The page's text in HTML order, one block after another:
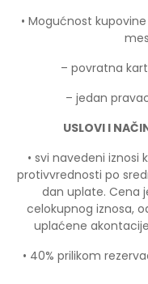
• Mogućnost
– povratna
– jedan
USLOVI I
• svi navedeni iznosi
protivvrednosti po
dan uplate. Cena
celokupnog iznosa,
uplaćene
• 40% prilikom